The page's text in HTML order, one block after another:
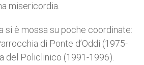
misericordia.
si è mossa su poche coordinate:
di Ponte d’Oddi (1975-
del Policlinico (1991-1996).